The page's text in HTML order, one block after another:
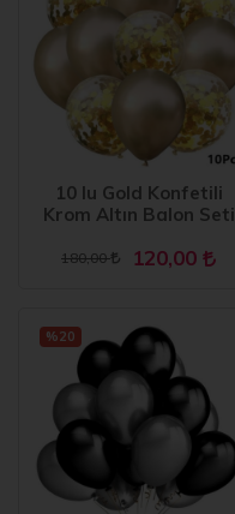
10 lu Gold Konfetili
Krom Altın Balon Seti
180,00 120,00
%20